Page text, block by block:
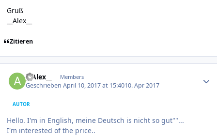
Gruß
__Alex__
Zitieren
__Alex__ Members
GeschriebenApril 10, 2017 at 15:4010. Apr 2017
AUTOR
Hello. I'm in English, meine Deutsch is nicht so gut""...
I'm interested of the price..